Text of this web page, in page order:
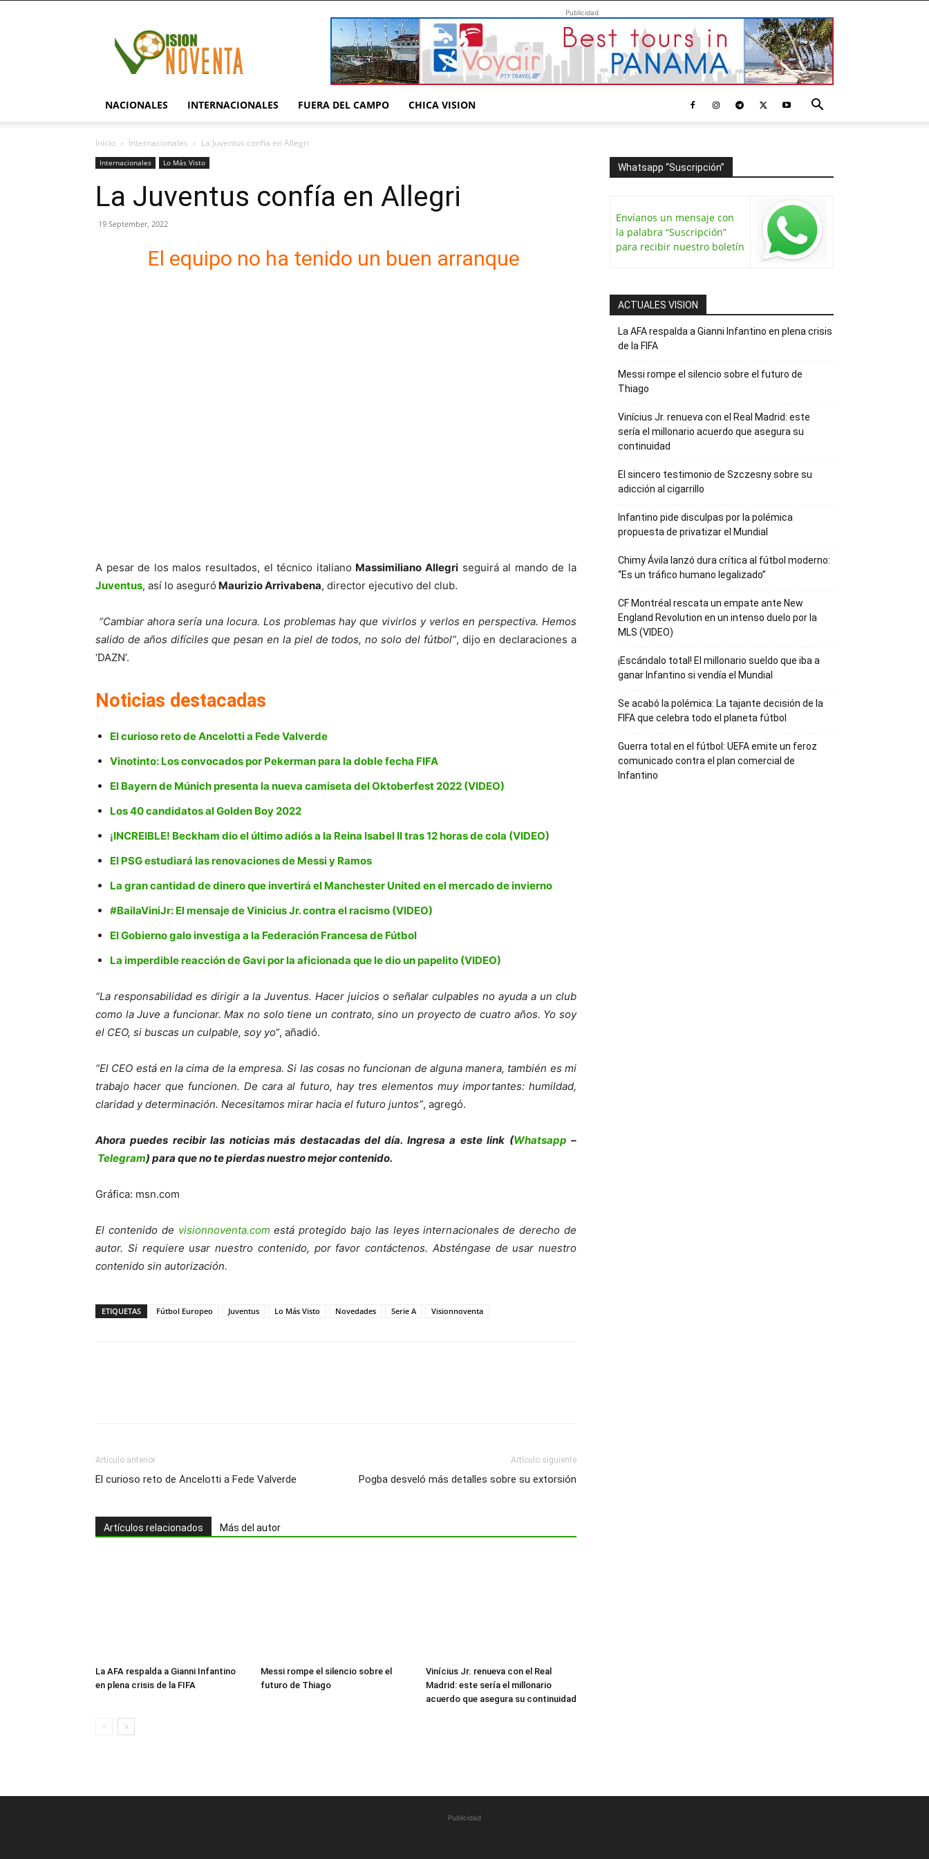
Publicidad
NACIONALES INTERNACIONALES FUERA DEL CAMPO CHICA VISION
Inicio Internacionales La Juventus confía en Allegri
Internacionales Lo Más Visto
La Juventus confía en Allegri
19 September, 2022
El equipo no ha tenido un buen arranque
A pesar de los malos resultados, el técnico italiano Massimiliano Allegri seguirá al mando de la
Juventus, así lo aseguró Maurizio Arrivabena, director ejecutivo del club.
“Cambiar ahora sería una locura. Los problemas hay que vivirlos y verlos en perspectiva. Hemos
salido de años difíciles que pesan en la piel de todos, no solo del fútbol”, dijo en declaraciones a
‘DAZN’.
Noticias destacadas
El curioso reto de Ancelotti a Fede Valverde
Vinotinto: Los convocados por Pekerman para la doble fecha FIFA
El Bayern de Múnich presenta la nueva camiseta del Oktoberfest 2022 (VIDEO)
Los 40 candidatos al Golden Boy 2022
¡INCREIBLE! Beckham dio el último adiós a la Reina Isabel II tras 12 horas de cola (VIDEO)
El PSG estudiará las renovaciones de Messi y Ramos
La gran cantidad de dinero que invertirá el Manchester United en el mercado de invierno
#BailaViniJr: El mensaje de Vinicius Jr. contra el racismo (VIDEO)
El Gobierno galo investiga a la Federación Francesa de Fútbol
La imperdible reacción de Gavi por la aficionada que le dio un papelito (VIDEO)
“La responsabilidad es dirigir a la Juventus. Hacer juicios o señalar culpables no ayuda a un club
como la Juve a funcionar. Max no solo tiene un contrato, sino un proyecto de cuatro años. Yo soy
el CEO, si buscas un culpable, soy yo“, añadió.
“El CEO está en la cima de la empresa. Si las cosas no funcionan de alguna manera, también es mi
trabajo hacer que funcionen. De cara al futuro, hay tres elementos muy importantes: humildad,
claridad y determinación. Necesitamos mirar hacia el futuro juntos”, agregó.
Ahora puedes recibir las noticias más destacadas del día. Ingresa a este link (Whatsapp –
Telegram) para que no te pierdas nuestro mejor contenido.
Gráfica: msn.com
El contenido de visionnoventa.comestá protegido bajo las leyes internacionales de derecho de
autor. Si requiere usar nuestro contenido, por favor contáctenos. Absténgase de usar nuestro
contenido sin autorización.
ETIQUETAS Fútbol Europeo Juventus Lo Más Visto Novedades Serie A Visionnoventa
Artículo anterior
El curioso reto de Ancelotti a Fede Valverde
Artículo siguiente
Pogba desveló más detalles sobre su extorsión
Artículos relacionados Más del autor
La AFA respalda a Gianni Infantino
en plena crisis de la FIFA
Messi rompe el silencio sobre el
futuro de Thiago
Vinícius Jr. renueva con el Real
Madrid: este sería el millonario
acuerdo que asegura su continuidad
Whatsapp “Suscripción”
Envíanos un mensaje con
la palabra “Suscripción”
para recibir nuestro boletín
ACTUALES VISION
La AFA respalda a Gianni Infantino en plena crisis
de la FIFA
Messi rompe el silencio sobre el futuro de
Thiago
Vinícius Jr. renueva con el Real Madrid: este
sería el millonario acuerdo que asegura su
continuidad
El sincero testimonio de Szczesny sobre su
adicción al cigarrillo
Infantino pide disculpas por la polémica
propuesta de privatizar el Mundial
Chimy Ávila lanzó dura crítica al fútbol moderno:
“Es un tráfico humano legalizado”
CF Montréal rescata un empate ante New
England Revolution en un intenso duelo por la
MLS (VIDEO)
¡Escándalo total! El millonario sueldo que iba a
ganar Infantino si vendía el Mundial
Se acabó la polémica: La tajante decisión de la
FIFA que celebra todo el planeta fútbol
Guerra total en el fútbol: UEFA emite un feroz
comunicado contra el plan comercial de
Infantino
Publicidad